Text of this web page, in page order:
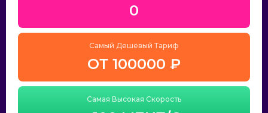
0
Самый Дешёвый Тариф
ОТ 100000 ₽
Самая Высокая Скорость